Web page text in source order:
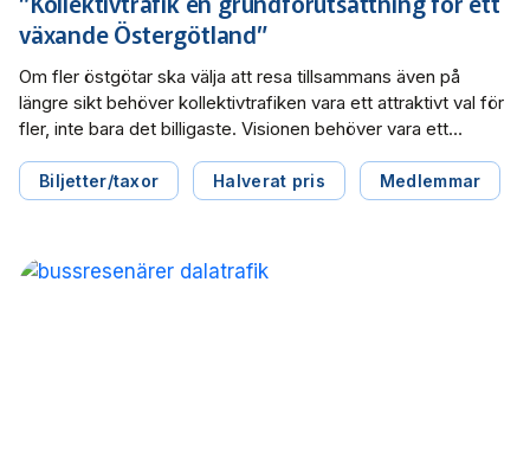
Miljö­nätverket 2022
Tillgänglighets­nätverket 2025
Tillgänglighets­nätverket 2024
Tillgänglighets­nätverket 2023
Tillgänglighets­nätverket 2022
Trafikutvecklar­nätverket 2026
Trafikutvecklar­nätverket 2025
Trafikutvecklar­nätverket 2024
Trafikutvecklar­nätverket 2023
Trygghets­nätverket
Trygghets­nätverket 2026
Trygghets­nätverket 2025
Trygghets­nätverket 2024
växande Östergötland”
Om fler östgötar ska välja att resa tillsammans även på
längre sikt behöver kollektivtrafiken vara ett attraktivt val för
fler, inte bara det billigaste. Visionen behöver vara ett
Östgötatrafiken i en debattartikel i Östgöta
Correspondenten.
Biljetter/taxor Halverat pris Medlemmar